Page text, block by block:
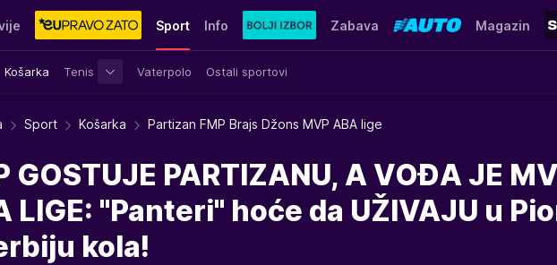
Sport
Košarka Tenis Vaterpolo Ostali sportovi
Info Zabava Magazin
Yumama
Sport Košarka Partizan FMP Brajs Džons MVP ABA lige
GOSTUJE PARTIZANU, A VOĐA JE
LIGE: "Panteri" hoće da UŽIVAJU u
kola!